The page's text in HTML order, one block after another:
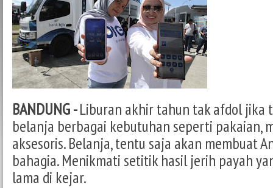
BANDUNG -Liburan akhir tahun tak afdol jika
belanja berbagai kebutuhan seperti pakaian,
aksesoris. Belanja, tentu saja akan membuat
bahagia. Menikmati setitik hasil jerih payah
lama di kejar.